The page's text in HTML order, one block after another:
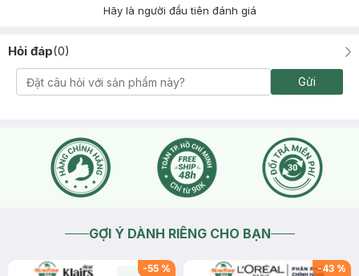
Hãy là người đầu tiên đánh giá
Hỏi đáp(0)
Gửi
GỢI Ý DÀNH RIÊNG CHO BẠN
-55 % -43 %